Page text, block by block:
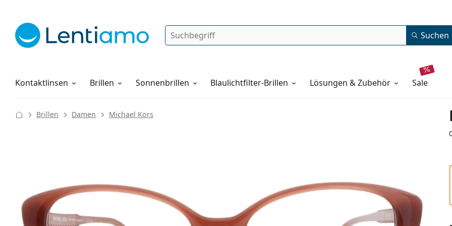
Suche Suchen
Kontaktlinsen
Pflegemittel Brillen Sonnenbrillen Blaulichtfilter-Brillen Lösungen & Zubehör sale
Alles über den Einkauf
Brillen Damen Michael Kors